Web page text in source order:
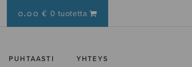
0.00 € 0 tuotetta
PUHTAASTI YHTEYS